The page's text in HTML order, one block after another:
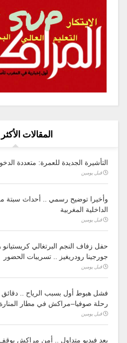
المقالات
التأشيرة الجديدة للعمرة: متعددة
قبل يومين
وأخيرا توضيح رسمي .. أحداث سبتة
الداخلية المغربية
قبل يومين
حفل زفاف النجم البرتغالي كريستيانو
جورجينا رودريغيز .. تسريبات الحضور
قبل يومين
فشل هبوط أول بسبب الرياح ..
رحلة صوفيا–مراكش في مطار المنارة
قبل يومين
بعد فيديو متداول .. أمن مراكش